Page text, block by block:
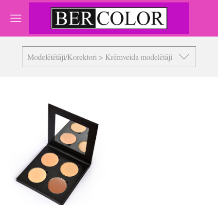
Modelētētāji/Korektori > Krēmveida modelētāji